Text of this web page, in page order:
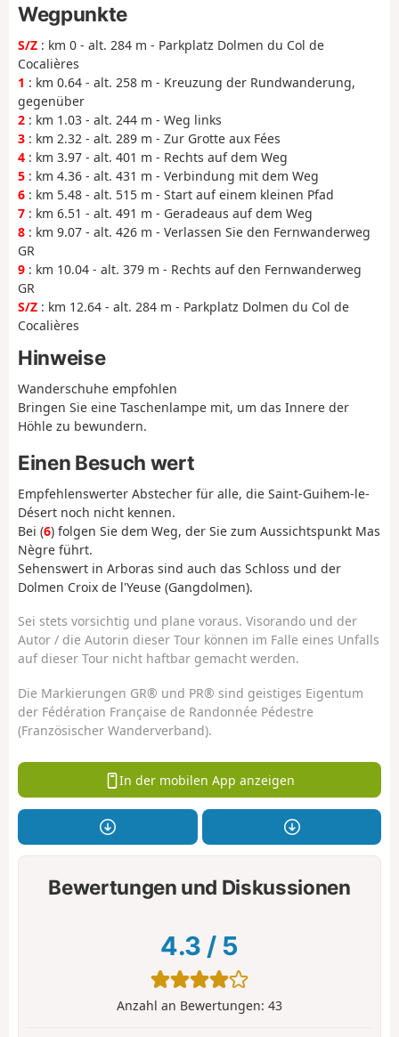
Wegpunkte
S/Z : km 0 - alt. 284 m - Parkplatz Dolmen du Col de
Cocalières
1 : km 0.64 - alt. 258 m - Kreuzung der Rundwanderung,
gegenüber
2 : km 1.03 - alt. 244 m - Weg links
3 : km 2.32 - alt. 289 m - Zur Grotte aux Fées
4 : km 3.97 - alt. 401 m - Rechts auf dem Weg
5 : km 4.36 - alt. 431 m - Verbindung mit dem Weg
6 : km 5.48 - alt. 515 m - Start auf einem kleinen Pfad
7 : km 6.51 - alt. 491 m - Geradeaus auf dem Weg
8 : km 9.07 - alt. 426 m - Verlassen Sie den Fernwanderweg
GR
9 : km 10.04 - alt. 379 m - Rechts auf den Fernwanderweg
GR
S/Z : km 12.64 - alt. 284 m - Parkplatz Dolmen du Col de
Cocalières
Hinweise
Wanderschuhe empfohlen
Bringen Sie eine Taschenlampe mit, um das Innere der
Höhle zu bewundern.
Einen Besuch wert
Empfehlenswerter Abstecher für alle, die Saint-Guihem-le-
Désert noch nicht kennen.
Bei (6) folgen Sie dem Weg, der Sie zum Aussichtspunkt Mas
Nègre führt.
Sehenswert in Arboras sind auch das Schloss und der
Dolmen Croix de l'Yeuse (Gangdolmen).
Sei stets vorsichtig und plane voraus. Visorando und der
Autor / die Autorin dieser Tour können im Falle eines Unfalls
auf dieser Tour nicht haftbar gemacht werden.
Die Markierungen GR® und PR® sind geistiges Eigentum
der Fédération Française de Randonnée Pédestre
(Französischer Wanderverband).
In der mobilen App anzeigen
Bewertungen und Diskussionen
4.3 / 5
Anzahl an Bewertungen: 43